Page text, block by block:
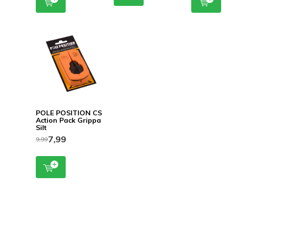
POLE POSITION CS
Action Pack Grippa
Silt
9,997,99